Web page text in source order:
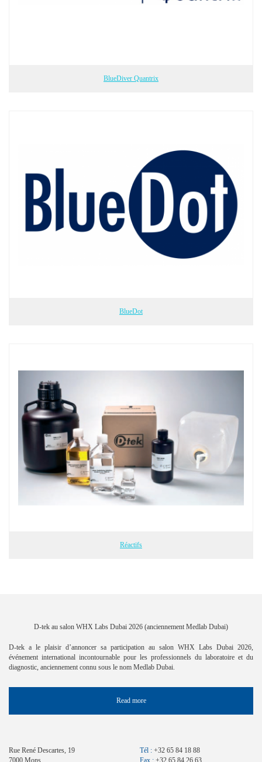
BlueDiver Quantrix
BlueDot
Réactifs
D-tek au salon WHX Labs Dubai 2026 (anciennement Medlab Dubai)
D-tek a le plaisir d’annoncer sa participation au salon WHX Labs Dubai 2026,
événement international incontournable pour les professionnels du laboratoire et du
diagnostic, anciennement connu sous le nom Medlab Dubai.
Read more
Rue René Descartes, 19
7000 Mons
Tél : +32 65 84 18 88
Fax : +32 65 84 26 63